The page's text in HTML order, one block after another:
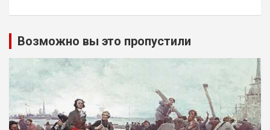
Возможно вы это пропустили